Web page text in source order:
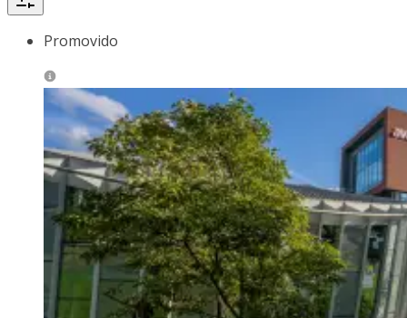
Promovido